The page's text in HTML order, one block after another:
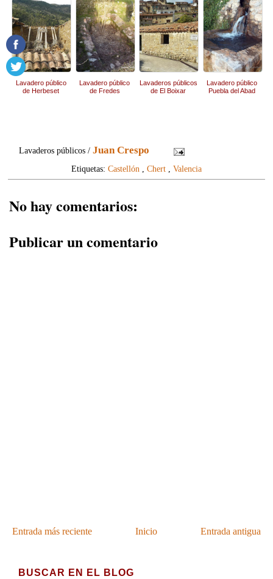
Lavadero público
de Herbeset
Lavadero público
de Fredes
Lavaderos públicos
de El Boixar
Lavadero público
Puebla del Abad
Lavaderos públicos /Juan Crespo
Etiquetas: Castellón , Chert , Valencia
No hay comentarios:
Publicar un comentario
Entrada más reciente Entrada antigua
Inicio
BUSCAR EN EL BLOG